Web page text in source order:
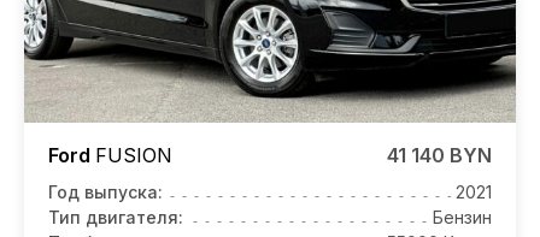
Ford FUSION 41 140 BYN
Год выпуска:
2021
Тип двигателя:
Бензин